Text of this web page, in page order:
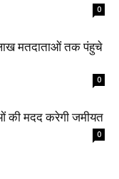
0
मतदाताओं तक पंहुचे
0
की मदद करेगी जमीयत
0